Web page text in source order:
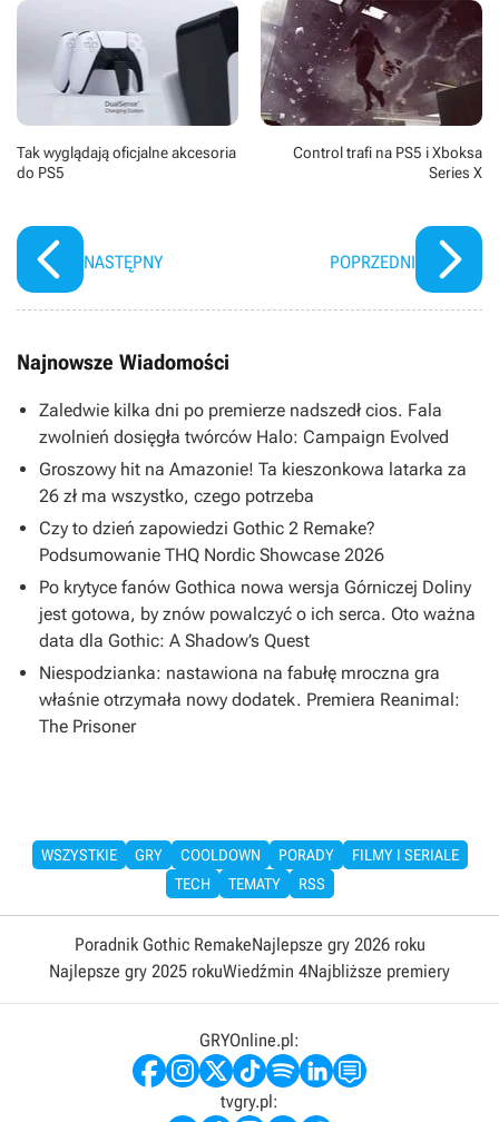
Tak wyglądają oficjalne akcesoria
do PS5
NASTĘPNY
Control trafi na PS5 i Xboksa
Series X
POPRZEDNI
Najnowsze Wiadomości
Zaledwie kilka dni po premierze nadszedł cios. Fala
zwolnień dosięgła twórców Halo: Campaign Evolved
Groszowy hit na Amazonie! Ta kieszonkowa latarka za
26 zł ma wszystko, czego potrzeba
Czy to dzień zapowiedzi Gothic 2 Remake?
Podsumowanie THQ Nordic Showcase 2026
Po krytyce fanów Gothica nowa wersja Górniczej Doliny
jest gotowa, by znów powalczyć o ich serca. Oto ważna
data dla Gothic: A Shadow’s Quest
Niespodzianka: nastawiona na fabułę mroczna gra
właśnie otrzymała nowy dodatek. Premiera Reanimal:
The Prisoner
WSZYSTKIE GRY COOLDOWN PORADY
FILMY I SERIALE
TECH
TEMATY RSS
Poradnik Gothic RemakeNajlepsze gry 2026 roku
Najlepsze gry 2025 rokuWiedźmin 4Najbliższe premiery
GRYOnline.pl:
tvgry.pl: